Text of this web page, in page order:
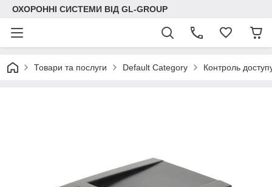
ОХОРОННІ СИСТЕМИ ВІД GL-GROUP
Товари та послуги Default Category Контроль